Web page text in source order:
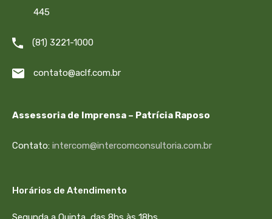
445
(81) 3221-1000
contato@aclf.com.br
Assessoria de Imprensa – Patrícia Raposo
Contato: intercom@intercomconsultoria.com.br
Horários de Atendimento